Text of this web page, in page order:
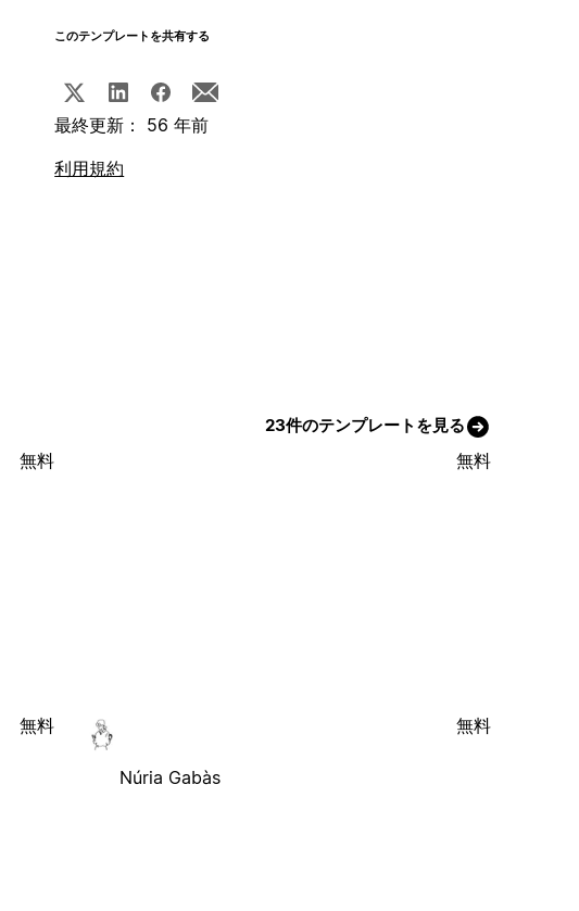
このテンプレートを共有する
最終更新： 56 年前
利用規約
23件のテンプレートを見る
無料 無料
無料
Núria Gabàs
無料